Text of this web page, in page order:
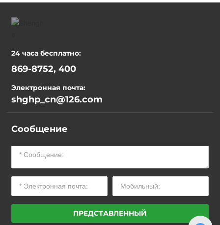
24 часа бесплатно:
869-8752, 400
Электронная почта:
shghp_cn@126.com
Сообщение
ПРЕДСТАВЛЕННЫЙ